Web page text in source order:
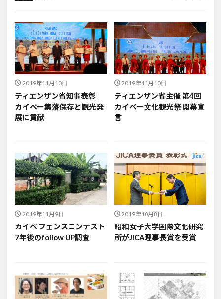
2019年11月10日
ティエンザン省知事表彰
カイベー集落保存と観光発
展に貢献
2019年11月10日
ティエンザン省主催 第4回
カイベー文化観光祭 開幕宣
言
2019年11月9日
カイベ フェンスコンテスト
7年後のfollow UP調査
2019年10月8日
昭和女子大学国際文化研究
所がJICA理事長賞を受賞